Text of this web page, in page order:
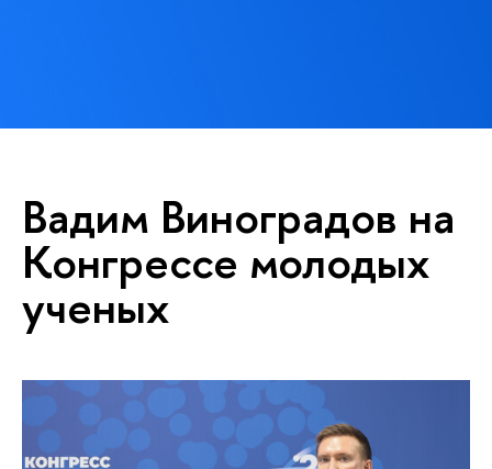
Вадим Виноградов на
Конгрессе молодых
ученых